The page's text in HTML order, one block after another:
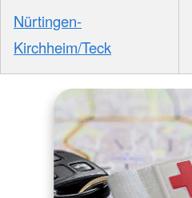
Nürtingen-
Kirchheim/Teck